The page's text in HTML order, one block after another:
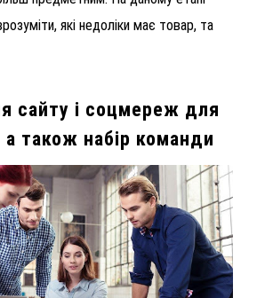
які недоліки має товар, та
сайту і соцмереж для
а також набір команди